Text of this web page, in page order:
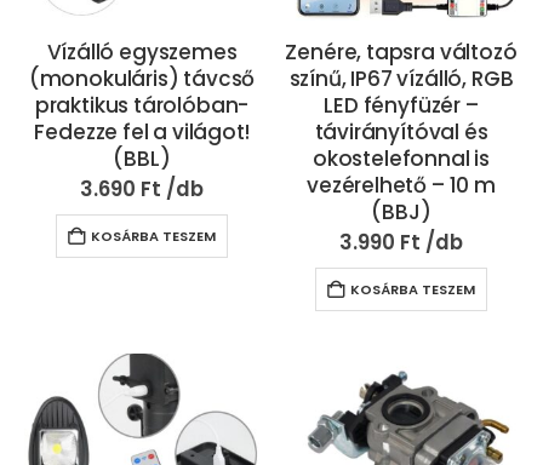
Vízálló egyszemes
(monokuláris) távcső
praktikus tárolóban-
Fedezze fel a világot!
(BBL)
3.690 Ft
KOSÁRBA TESZEM
Zenére, tapsra változó
színű, IP67 vízálló, RGB
LED fényfüzér –
távirányítóval és
okostelefonnal is
vezérelhető – 10 m
(BBJ)
3.990 Ft
KOSÁRBA TESZEM